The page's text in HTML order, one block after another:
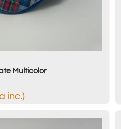
Multicolor
inc.)